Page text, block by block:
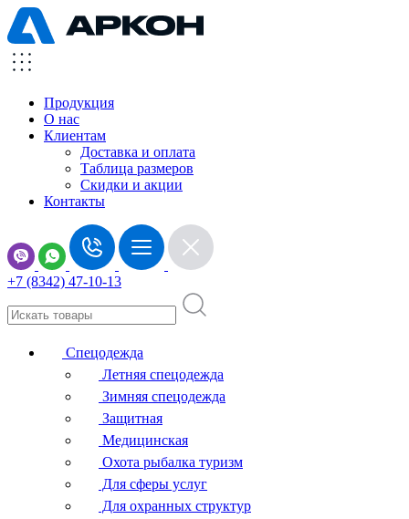
Продукция
О нас
Клиентам
Доставка и оплата
Таблица размеров
Скидки и акции
Контакты
+7 (8342) 47-10-13
Спецодежда
Летняя спецодежда
Зимняя спецодежда
Защитная
Медицинская
Охота рыбалка туризм
Для сферы услуг
Для охранных структур